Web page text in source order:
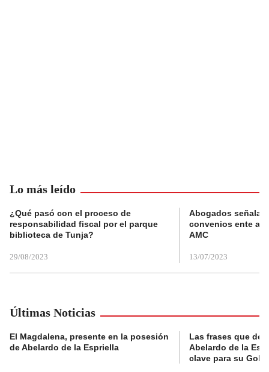
Lo más leído
¿Qué pasó con el proceso de
responsabilidad fiscal por el parque
biblioteca de Tunja?
29/08/2023
Abogados
convenios ente
AMC
13/07/2023
Últimas Noticias
El Magdalena, presente en la posesión
de Abelardo de la Espriella
Las frases que
Abelardo de la
clave para su